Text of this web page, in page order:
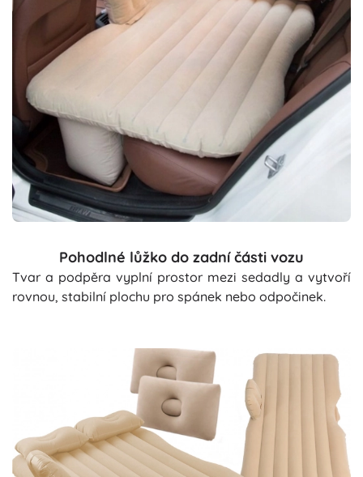
Pohodlné lůžko do zadní části vozu
Tvar a podpěra vyplní prostor mezi sedadly a vytvoří
rovnou, stabilní plochu pro spánek nebo odpočinek.